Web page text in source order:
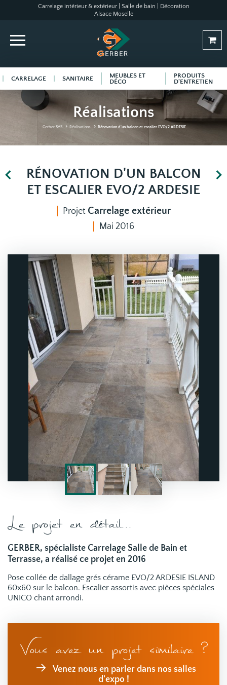
Carrelage intérieur & extérieur | Salle de bain | Décoration
Alsace Moselle
CARRELAGE SANITAIRE
MEUBLES ET
DÉCO
PRODUITS
D'ENTRETIEN
Réalisations
Gerber SAS Réalisations Rénovation d'un balcon et escalier EVO/2 ARDESIE
RÉNOVATION D'UN BALCON
ET ESCALIER EVO/2 ARDESIE
Projet Carrelage extérieur
Mai 2016
Le projet en détail...
GERBER, spécialiste Carrelage Salle de Bain et
Terrasse, a réalisé ce projet en 2016
Pose collée de dallage grés cérame EVO/2 ARDESIE ISLAND
60x60 sur le balcon. Escalier assortis avec pièces spéciales
UNICO chant arrondi.
Vous avez un projet similaire ?
Venez nous en parler dans nos salles
d'expo !